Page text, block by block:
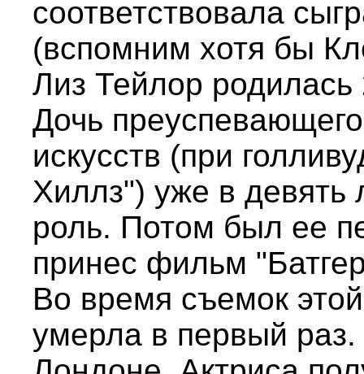
соответствовала
(вспомним хотя бы
Лиз Тейлор
Дочь
искусств (при
Хиллз") уже в девять
роль. Потом был ее
принес фильм
Во время съемок
умерла в первый